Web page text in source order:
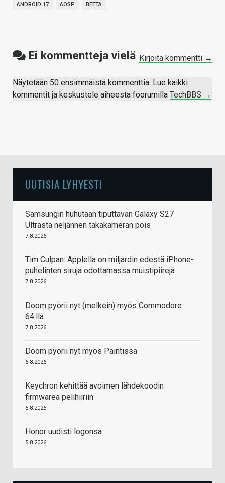
ANDROID 17 AOSP BEETA
Ei kommentteja vielä Kirjoita kommentti →
Näytetään 50 ensimmäistä kommenttia. Lue kaikki
kommentit ja keskustele aiheesta foorumilla TechBBS →
UUTISIA LYHYESTI
Samsungin huhutaan tiputtavan Galaxy S27
Ultrasta neljännen takakameran pois
7.8.2026
Tim Culpan: Applella on miljardin edestä iPhone-
puhelinten siruja odottamassa muistipiirejä
7.8.2026
Doom pyörii nyt (melkein) myös Commodore
64:llä
7.8.2026
Doom pyörii nyt myös Paintissa
6.8.2026
Keychron kehittää avoimen lähdekoodin
firmwarea pelihiiriin
5.8.2026
Honor uudisti logonsa
5.8.2026